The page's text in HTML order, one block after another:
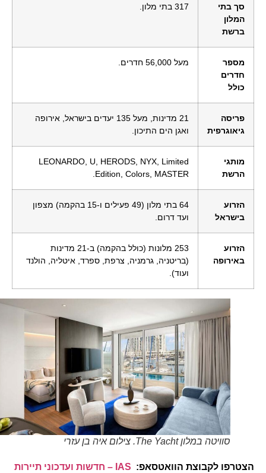
סך בתי
המלון
ברשת
317 בתי מלון.
מספר
חדרים
כולל
מעל 56,000 חדרים.
פריסה
גיאוגרפית
21 מדינות, מעל 135 יעדים בישראל, אירופה
ואגן הים התיכון.
מותגי
הרשת
LEONARDO, U, HERODS, NYX, Limited
Edition, Colors, MASTER.
הזרוע
בישראל
64 בתי מלון (49 פעילים ו-15 בהקמה) מצפון
ועד דרום.
הזרוע
באירופה
253 מלונות (כולל בהקמה) ב-21 מדינות
(בריטניה, גרמניה, צרפת, ספרד, איטליה, הולנד
ועוד).
סוויטה במלון The Yacht. צילום איה בן עזרי
הצטרפו לקבוצת הוואטסאפ:
IAS – חדשות ועדכוני תיירות